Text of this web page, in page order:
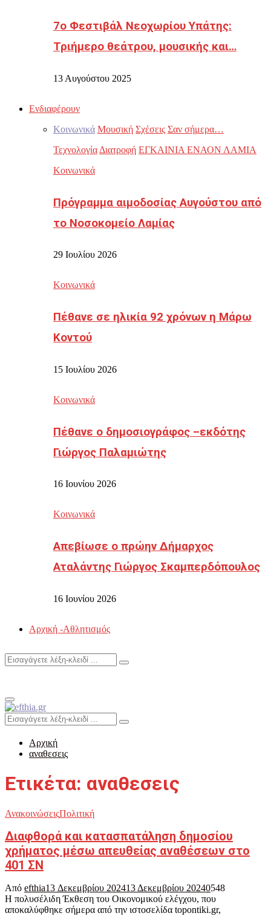
7ο Φεστιβάλ Νεοχωρίου Υπάτης:
Τριήμερο θεάτρου, μουσικής και…
13 Αυγούστου 2025
Ενδιαφέρουν
Κοινωνικά Μουσική Σχέσεις Σαν σήμερα…
Τεχνολογία Διατροφή ΕΓΚΑΙΝΙΑ ΕΝΑΟΝ ΛΑΜΙΑ
Κοινωνικά
Πρόγραμμα αιμοδοσίας Αυγούστου από
το Νοσοκομείο Λαμίας
29 Ιουλίου 2026
Κοινωνικά
Πέθανε σε ηλικία 92 χρόνων η Μάρω
Κοντού
15 Ιουλίου 2026
Κοινωνικά
Πέθανε ο δημοσιογράφος –εκδότης
Γιώργος Παλαμιώτης
16 Ιουνίου 2026
Κοινωνικά
Απεβίωσε ο πρώην Δήμαρχος
Αταλάντης Γιώργος Σκαμπερδόπουλος
16 Ιουνίου 2026
Αρχική -Αθλητισμός
Search
Search
Primary
Menu
Search
for:
Search
Αρχική
αναθεσεις
Ετικέτα: αναθεσεις
ΑνακοινώσειςΠολιτική
Διαφθορά και κατασπατάληση δημοσίου
χρήματος μέσω απευθείας αναθέσεων στο
401 ΣΝ
Από efthia13 Δεκεμβρίου 202413 Δεκεμβρίου 20240548
Η πολυσέλιδη Έκθεση του Οικονομικού ελέγχου, που
αποκαλύφθηκε σήμερα από την ιστοσελίδα topontiki.gr,